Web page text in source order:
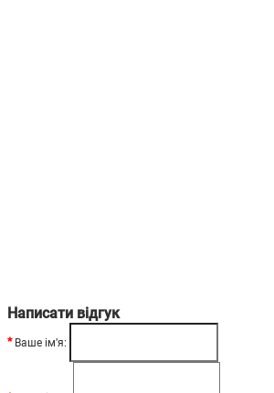
Написати відгук
Ваше ім’я: